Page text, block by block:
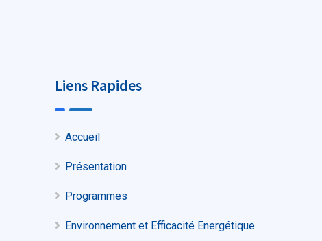
Liens Rapides
Accueil
Présentation
Programmes
Environnement et Efficacité Energétique